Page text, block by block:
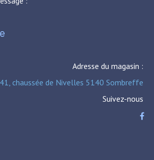
Adresse du magasin :
chaussée de Nivelles 5140 Sombreffe
Suivez-nous